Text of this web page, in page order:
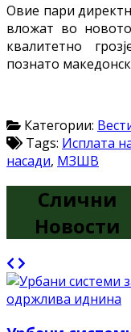
Овие пари
вложат во
квалитетно
познато
Категории:
Tags: Исплата
насади, МЗШВ
Слични
Новости